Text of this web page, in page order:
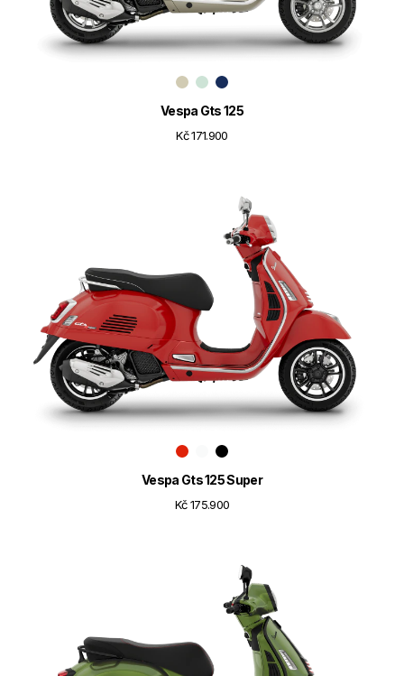
Vespa Gts 125
Kč 171.900
Vespa Gts 125 Super
Kč 175.900